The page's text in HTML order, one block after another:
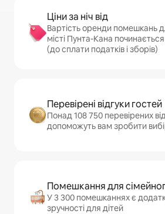
Ціни за ніч від
Вартість оренди помешкань
місті Пунта-Кана починається
(до сплати податків і зборів)
Перевірені відгуки гостей
Понад 108 750 перевірених
допоможуть вам зробити
Помешкання для
У 3 300 помешканнях є
зручності для дітей